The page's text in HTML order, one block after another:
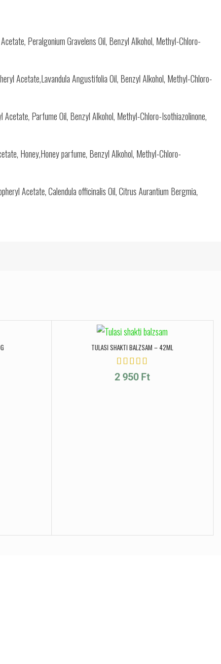
Peralgonium Gravelens Oil, Benzyl Alkohol, Methyl-Chloro-
Acetate,Lavandula Angustifolia Oil, Benzyl Alkohol, Methyl-Chloro-
Parfume Oil, Benzyl Alkohol, Methyl-Chloro-Isothiazolinone,
Honey,Honey parfume, Benzyl Alkohol, Methyl-Chloro-
Acetate, Calendula officinalis Oil, Citrus Aurantium Bergmia,
TULASI SHAKTI BALZSAM – 42ML
2 950 Ft